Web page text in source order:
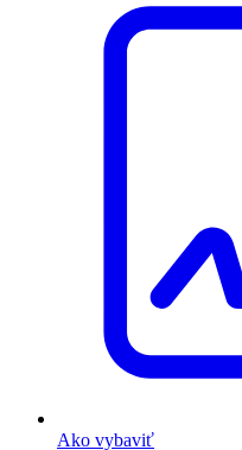
Ako vybaviť